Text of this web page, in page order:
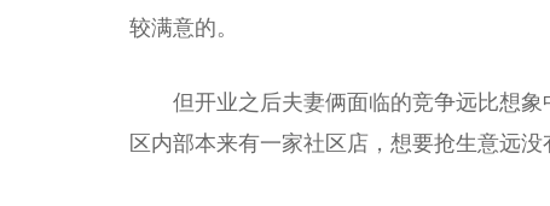
较满意的。
但开业之后夫妻俩面临的竞争远比想
区内部本来有一家社区店，想要抢生意远没